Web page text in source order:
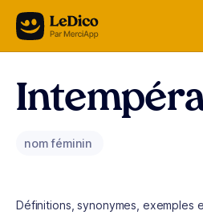
Aller au contenu
nom féminin
Définitions, synonymes, exemples